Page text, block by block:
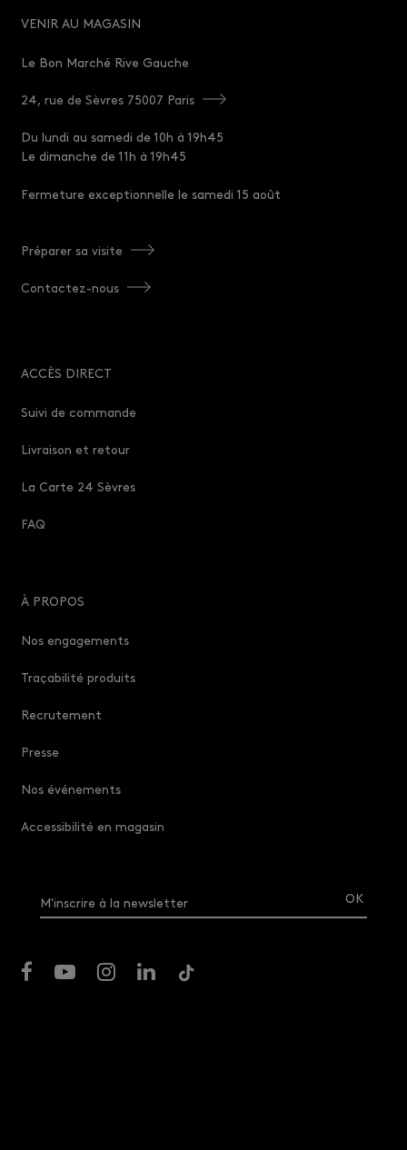
VENIR AU MAGASIN
Le Bon Marché Rive Gauche
24, rue de Sèvres 75007 Paris
Du lundi au samedi de 10h à 19h45
Le dimanche de 11h à 19h45
Fermeture exceptionnelle le samedi 15 août
Préparer sa visite
Contactez-nous
ACCÈS DIRECT
Suivi de commande
Livraison et retour
La Carte 24 Sèvres
FAQ
À PROPOS
Nos engagements
Traçabilité produits
Recrutement
Presse
Nos événements
Accessibilité en magasin
M'inscrire à la newsletter